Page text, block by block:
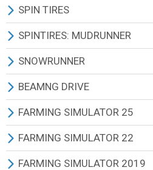
SPIN TIRES
СКАЧАТЬ ИГРУ
ВСЕ МОДЫ
ТЕХНИКА
КАРТЫ
ТЕКСТУРЫ И ЗВУКИ
ДРУГИЕ МОДЫ
SPINTIRES: MUDRUNNER
ВСЕ МОДЫ
ГРУЗОВИКИ
ВНЕДОРОЖНИКИ
ЛЕГКОВЫЕ АВТОМОБИЛИ
АВТОБУСЫ
SNOWRUNNER
ВСЕ МОДЫ
ГРУЗОВИКИ
ВНЕДОРОЖНИКИ
ЛЕГКОВЫЕ АВТОМОБИЛИ
BEAMNG DRIVE
BEAMNG DRIVE ИГРА И
ВСЕ МОДЫ
МАШИНЫ
FARMING SIMULATOR 25
ВСЕ МОДЫ
РУССКИЕ МОДЫ
FARMING SIMULATOR 22
ВСЕ МОДЫ
FARMING SIMULATOR 2019